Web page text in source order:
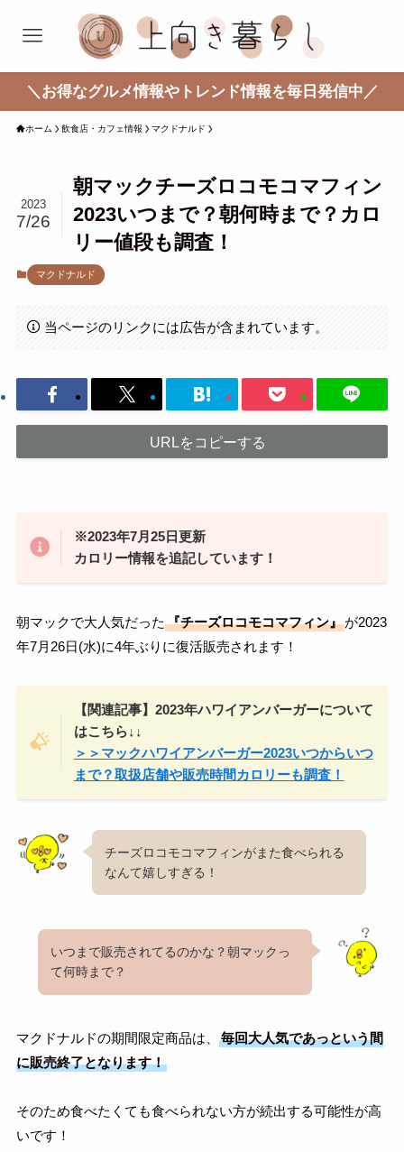
＼お得なグルメ情報やトレンド情報を毎日発信中／
ホーム 飲食店・カフェ情報 マクドナルド
朝マックチーズロコモコマフィン
2023いつまで？朝何時まで？カロ
リー値段も調査！
2023
7/26
マクドナルド
当ページのリンクには広告が含まれています。
URLをコピーする
※2023年7月25日更新
カロリー情報を追記しています！
朝マックで大人気だった 『チーズロコモコマフィン』が2023
年7月26日(水)に4年ぶりに復活販売されます！
【関連記事】2023年ハワイアンバーガーについて
はこちら↓↓
＞＞マックハワイアンバーガー2023いつからいつ
まで？取扱店舗や販売時間カロリーも調査！
チーズロコモコマフィンがまた食べられる
なんて嬉しすぎる！
いつまで販売されてるのかな？朝マックっ
て何時まで？
マクドナルドの期間限定商品は、
毎回大人気であっという間
に販売終了となります！
そのため食べたくても食べられない方が続出する可能性が高
いです！